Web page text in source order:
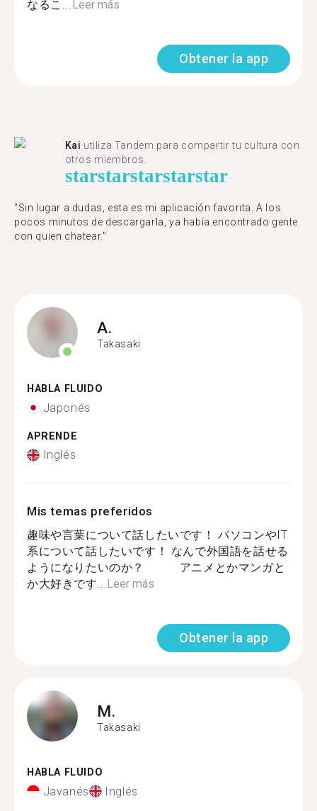
なるこ... Leer más
Obtener la app
Kai utiliza Tandem para compartir tu cultura con
otros miembros.
starstarstarstarstar
"Sin lugar a dudas, esta es mi aplicación favorita. A los
pocos minutos de descargarla, ya había encontrado gente
con quien chatear."
A.
Takasaki
HABLA FLUIDO
Japonés
APRENDE
Inglés
Mis temas preferidos
趣味や言葉について話したいです！ パソコンやIT
系について話したいです！ なんで外国語を話せる
ようになりたいのか？ アニメとかマンガと
か大好きです...Leer más
Obtener la app
M.
Takasaki
HABLA FLUIDO
Javanés Inglés